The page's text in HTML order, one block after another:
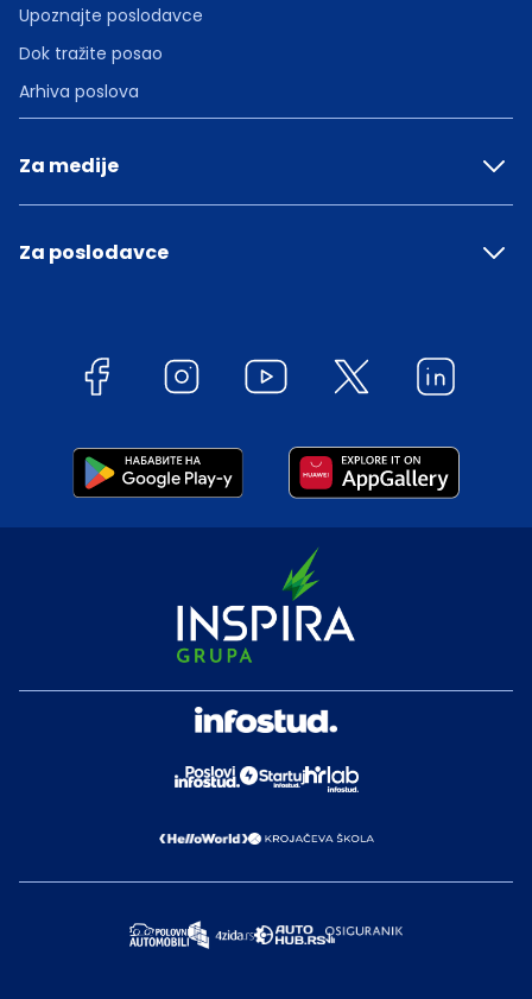
Upoznajte poslodavce
Dok tražite posao
Arhiva poslova
Za medije
Za poslodavce